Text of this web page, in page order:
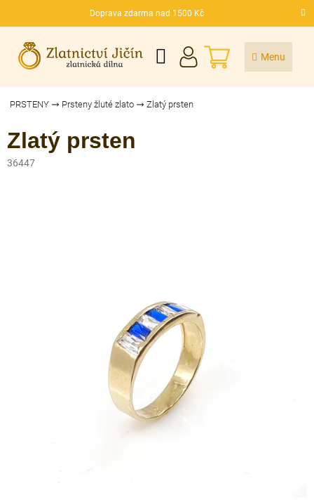
Doprava zdarma nad 1500 Kč
CZK
NÁKUPNÍ
KOŠÍK
PRSTENY Prsteny žluté zlato Zlatý prsten
Zlatý prsten
36447